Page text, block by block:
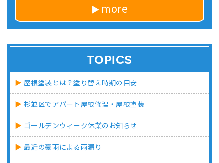
more
TOPICS
屋根塗装とは？塗り替え時期の目安
杉並区でアパート屋根修理・屋根塗装
ゴールデンウィーク休業のお知らせ
最近の豪雨による雨漏り